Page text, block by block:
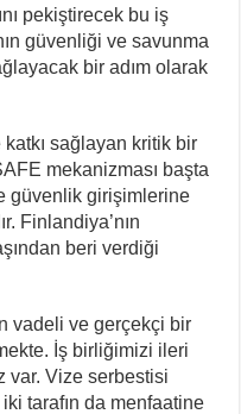
pekiştirecek bu iş
güvenliği ve savunma
bir adım olarak
sağlayan kritik bir
mekanizması başta
güvenlik girişimlerine
Finlandiya’nın
beri verdiği
vadeli ve gerçekçi bir
İş birliğimizi ileri
var. Vize serbestisi
tarafın da menfaatine